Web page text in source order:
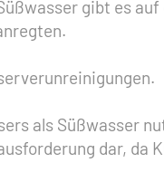
gibt es
als Süßwasser
dar,